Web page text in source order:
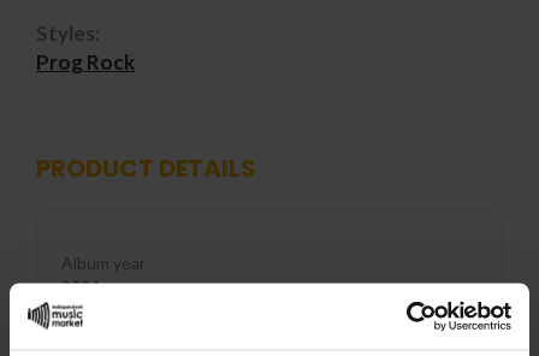
Styles:
Prog Rock
PRODUCT DETAILS
Album year
2024